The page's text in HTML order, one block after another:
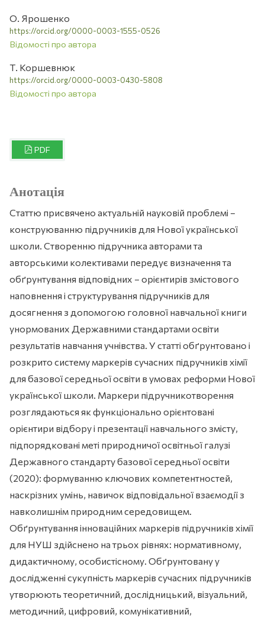
О. Ярошенко
https://orcid.org/0000-0003-1555-0526
Відомості про автора
Т. Коршевнюк
https://orcid.org/0000-0003-0430-5808
Відомості про автора
PDF
Анотація
Статтю присвячено актуальній науковій проблемі –
конструюванню підручників для Нової української
школи. Створенню підручника авторами та
авторськими колективами передує визначення та
обґрунтування відповідних – орієнтирів змістового
наповнення і структурування підручників для
досягнення з допомогою головної навчальної книги
унормованих Державними стандартами освіти
результатів навчання учнівства. У статті обґрунтовано і
розкрито систему маркерів сучасних підручників хімії
для базової середньої освіти в умовах реформи Нової
української школи. Маркери підручникотворення
розглядаються як функціонально орієнтовані
орієнтири відбору і презентації навчального змісту,
підпорядковані меті природничої освітньої галузі
Державного стандарту базової середньої освіти
(2020): формуванню ключових компетентностей,
наскрізних умінь, навичок відповідальної взаємодії з
навколишнім природним середовищем.
Обґрунтування інноваційних маркерів підручників хімії
для НУШ здійснено на трьох рівнях: нормативному,
дидактичному, особистісному. Обґрунтовану у
дослідженні сукупність маркерів сучасних підручників
утворюють теоретичний, дослідницький, візуальний,
методичний, цифровий, комунікативний,